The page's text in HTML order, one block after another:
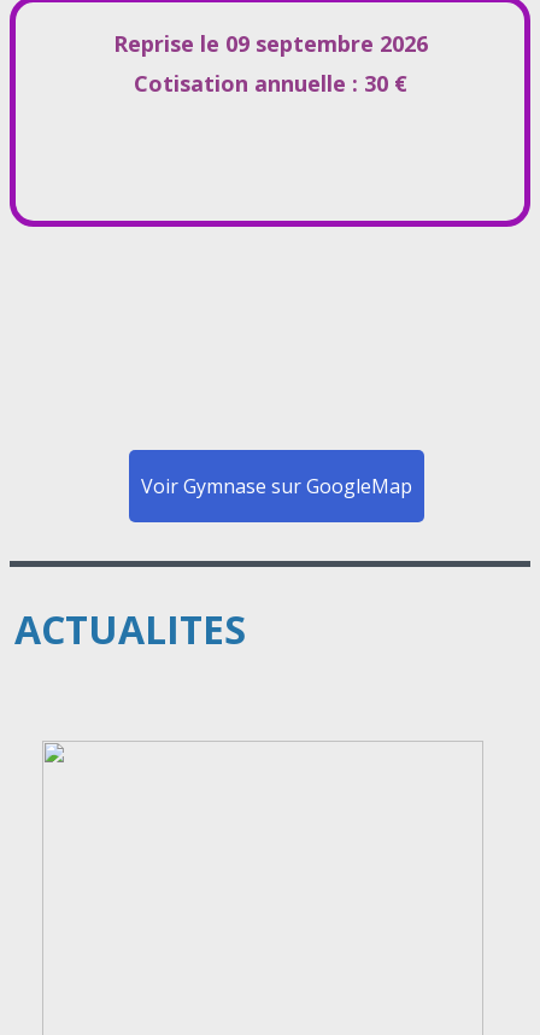
Reprise le 09 septembre 2026
Cotisation annuelle : 30 €
Voir Gymnase sur GoogleMap
ACTUALITES